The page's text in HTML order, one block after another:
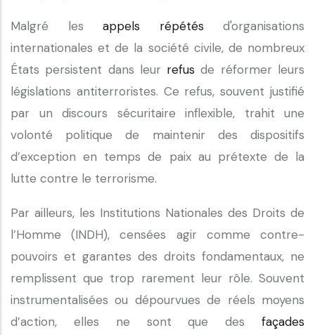
Malgré les appels répétésd'organisations
internationales et de la société civile, de nombreux
États persistent dans leur refus de réformer leurs
législations antiterroristes. Ce refus, souvent justifié
par un discours sécuritaire inflexible, trahit une
volonté politique de maintenir des dispositifs
d’exception en temps de paix au prétexte de la
lutte contre le terrorisme.
Par ailleurs, les Institutions Nationales des Droits de
l’Homme (INDH), censées agir comme contre-
pouvoirs et garantes des droits fondamentaux, ne
remplissent que trop rarement leur rôle. Souvent
instrumentalisées ou dépourvues de réels moyens
d’action, elles ne sont que des façades